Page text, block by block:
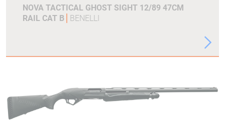
NOVA TACTICAL GHOST SIGHT 12/89 47CM
RAIL CAT B
BENELLI